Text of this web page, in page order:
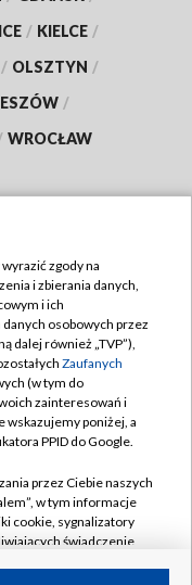
/ KIELCE /
/ OLSZTYN /
/
WROCŁAW
zgody na
i zbierania danych,
i ich
osobowych przez
dalej również „TVP”),
Zaufanych
(w tym do
zainteresowań i
wskazujemy poniżej, a
PPID do Google.
przez Ciebie naszych
w tym informacje
cookie, sygnalizatory
świadczenie